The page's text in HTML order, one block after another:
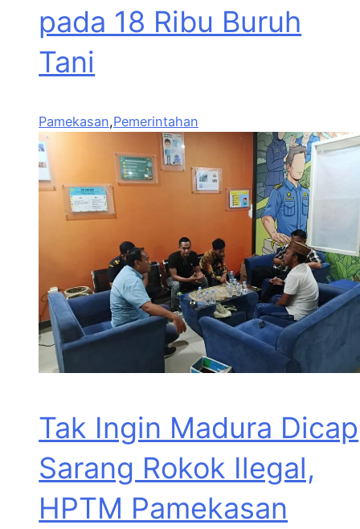
pada 18 Ribu Buruh
Tani
Pamekasan,Pemerintahan
Tak Ingin Madura Dicap
Sarang Rokok Ilegal,
HPTM Pamekasan